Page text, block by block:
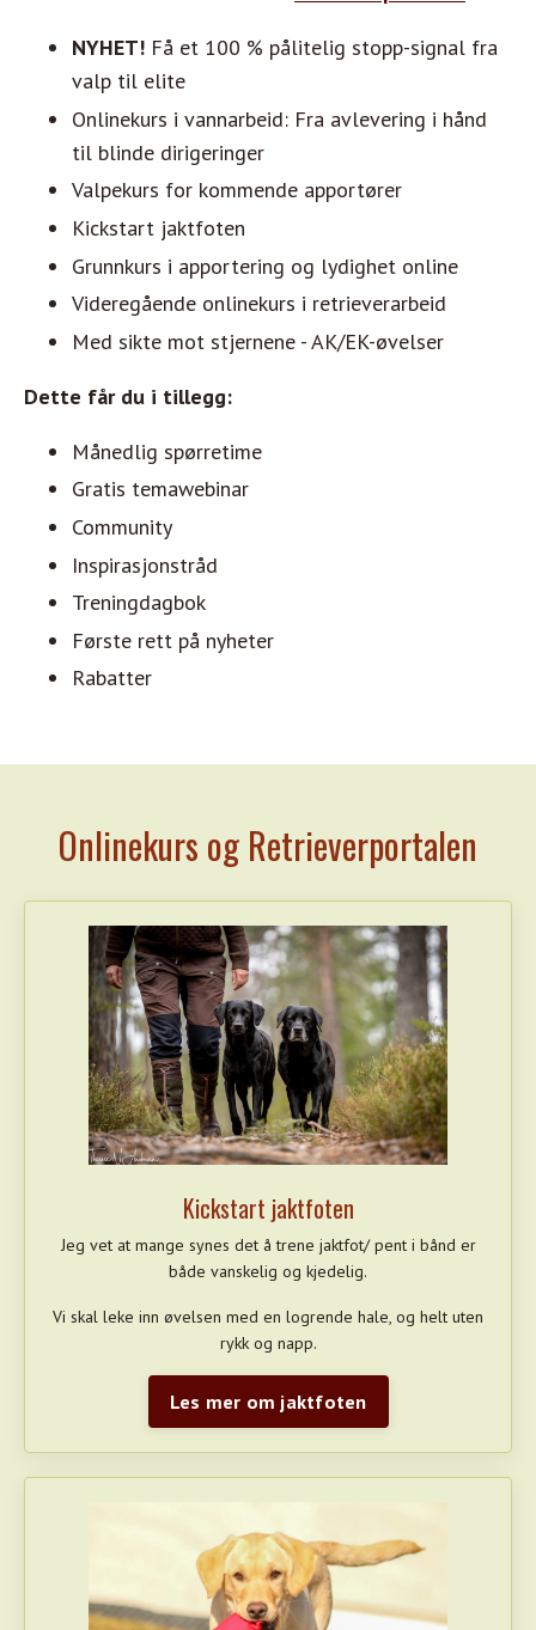
NYHET! Få et 100 % pålitelig stopp-signal fra
valp til elite
Onlinekurs i vannarbeid: Fra avlevering i hånd
til blinde dirigeringer
Valpekurs for kommende apportører
Kickstart jaktfoten
Grunnkurs i apportering og lydighet online
Videregående onlinekurs i retrieverarbeid
Med sikte mot stjernene - AK/EK-øvelser
Dette får du i tillegg:
Månedlig spørretime
Gratis temawebinar
Community
Inspirasjonstråd
Treningdagbok
Første rett på nyheter
Rabatter
Onlinekurs og Retrieverportalen
Kickstart jaktfoten
Jeg vet at mange synes det å trene jaktfot/ pent i bånd er
både vanskelig og kjedelig.
Vi skal leke inn øvelsen med en logrende hale, og helt uten
rykk og napp.
Les mer om jaktfoten